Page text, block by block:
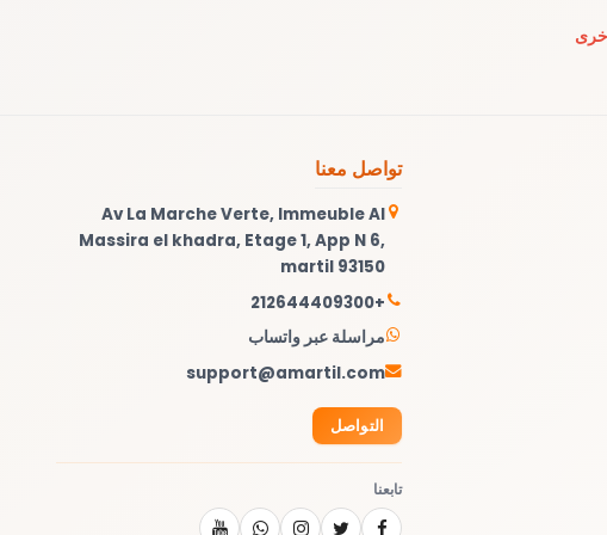
تواصل معنا
Av La Marche Verte, Immeuble Al
Massira el khadra, Etage 1, App N 6,
martil 93150
+212644409300
مراسلة عبر واتساب
support@amartil.com
التواصل
تابعنا